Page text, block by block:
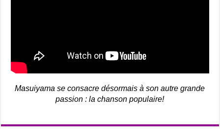
Masuiyama se consacre désormais à son autre grande
passion : la chanson populaire!